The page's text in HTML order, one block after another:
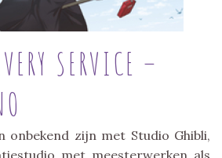
SERVICE –
onbekend zijn met Studio Ghibli,
met meesterwerken als